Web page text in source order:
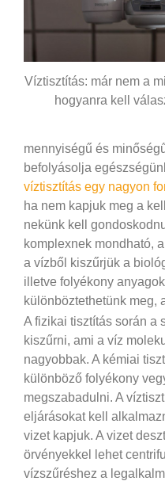
Víztisztítás: már nem a
hogyanra kell
mennyiségű és
befolyásolja
víztisztítás egy nagyon
ha nem kapjuk meg a
nekünk kell
komplexnek mondható,
a vízből kiszűrjük a
illetve folyékony
különböztethetünk meg,
A fizikai tisztítás során a
kiszűrni, ami a víz
nagyobbak. A kémiai
különböző folyékony
megszabadulni. A
eljárásokat kell
vizet kapjuk. A vizet
örvényekkel lehet
vízszűréshez a